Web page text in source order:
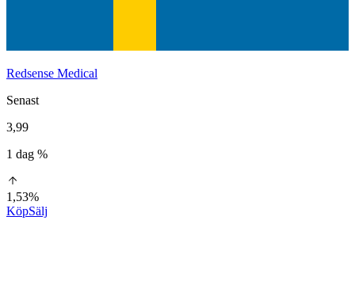
Redsense Medical
Senast
3,99
1 dag %
1,53%
KöpSälj